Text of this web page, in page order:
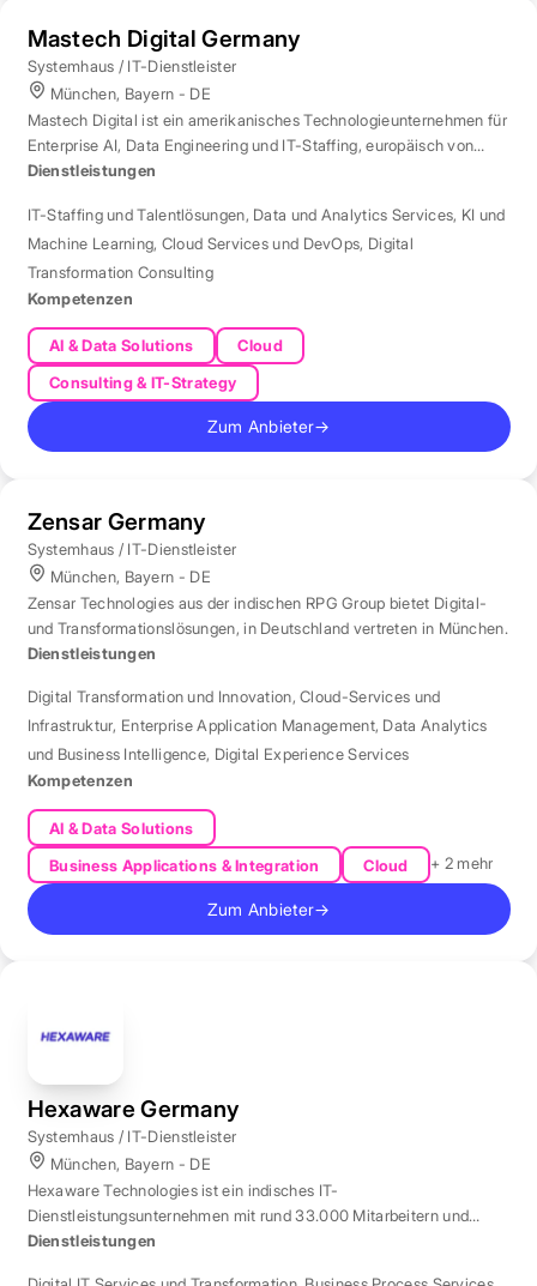
Mastech Digital Germany
Systemhaus / IT-Dienstleister
München, Bayern - DE
Mastech Digital ist ein amerikanisches Technologieunternehmen für
Enterprise AI, Data Engineering und IT-Staffing, europäisch von
London aus betreut.
Dienstleistungen
IT-Staffing und Talentlösungen, Data und Analytics Services, KI und
Machine Learning, Cloud Services und DevOps, Digital
Transformation Consulting
Kompetenzen
AI & Data Solutions
Cloud
Consulting & IT-Strategy
Zum Anbieter→
Zensar Germany
Systemhaus / IT-Dienstleister
München, Bayern - DE
Zensar Technologies aus der indischen RPG Group bietet Digital-
und Transformationslösungen, in Deutschland vertreten in München.
Dienstleistungen
Digital Transformation und Innovation,Cloud-Services und
Infrastruktur, Enterprise Application Management, Data Analytics
und Business Intelligence, Digital Experience Services
Kompetenzen
AI & Data Solutions
Business Applications & Integration
Cloud + 2 mehr
Zum Anbieter→
Hexaware Germany
Systemhaus / IT-Dienstleister
München, Bayern - DE
Hexaware Technologies ist ein indisches IT-
Dienstleistungsunternehmen mit rund 33.000 Mitarbeitern und
Standort München für Automatisierung und KI.
Dienstleistungen